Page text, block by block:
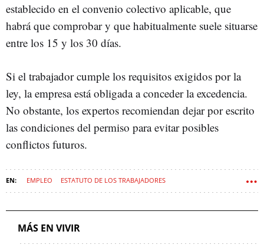
establecido en el convenio colectivo aplicable, que
habrá que comprobar y que habitualmente suele situarse
entre los 15 y los 30 días.
Si el trabajador cumple los requisitos exigidos por la
ley, la empresa está obligada a conceder la excedencia.
No obstante, los expertos recomiendan dejar por escrito
las condiciones del permiso para evitar posibles
conflictos futuros.
EMPLEO ESTATUTO DE LOS TRABAJADORES
MÁS EN VIVIR